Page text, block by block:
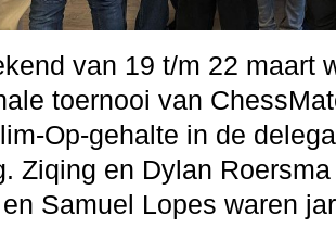
van 19 t/m 22 maart
toernooi van
Op-gehalte in de
Ziqing en Dylan
Samuel Lopes waren